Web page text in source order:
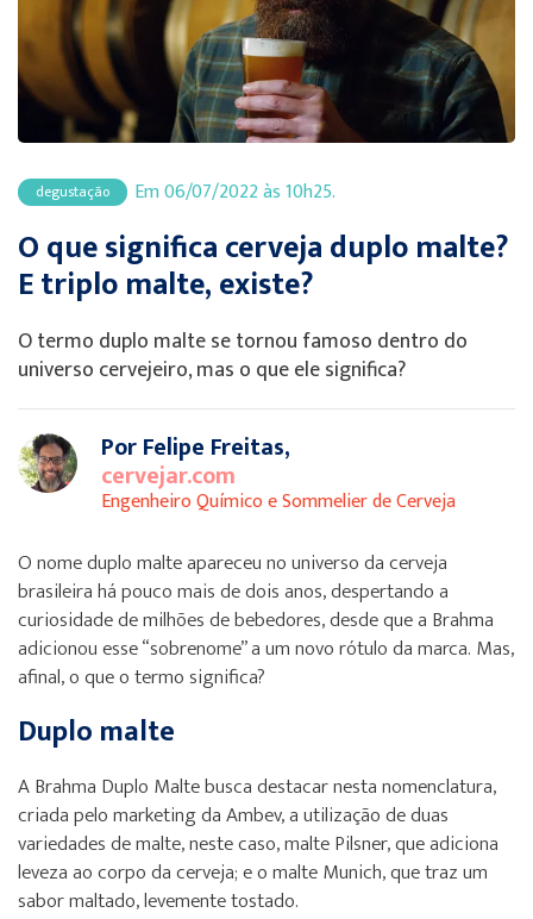
degustação Em 06/07/2022 às 10h25.
O que significa cerveja duplo malte?
E triplo malte, existe?
O termo duplo malte se tornou famoso dentro do
universo cervejeiro, mas o que ele significa?
Por Felipe Freitas,
cervejar.com
Engenheiro Químico e Sommelier de Cerveja
O nome duplo malte apareceu no universo da cerveja
brasileira há pouco mais de dois anos, despertando a
curiosidade de milhões de bebedores, desde que a Brahma
adicionou esse “sobrenome” a um novo rótulo da marca. Mas,
afinal, o que o termo significa?
Duplo malte
A Brahma Duplo Malte busca destacar nesta nomenclatura,
criada pelo marketing da Ambev, a utilização de duas
variedades de malte, neste caso, malte Pilsner, que adiciona
leveza ao corpo da cerveja; e o malte Munich, que traz um
sabor maltado, levemente tostado.